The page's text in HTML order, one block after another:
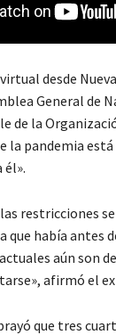
desde
General de
de la
la pandemia
él».
restricciones
que había antes
aún son
afirmó el
que tres